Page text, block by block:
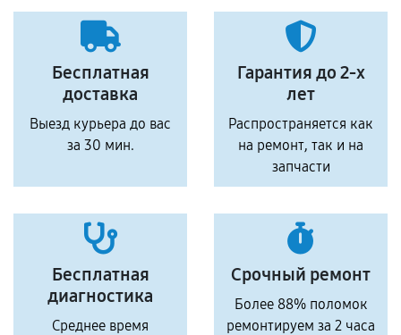
Бесплатная
доставка
Выезд курьера до вас
за 30 мин.
Гарантия до 2-х
лет
Распространяется как
на ремонт, так и на
запчасти
Бесплатная
диагностика
Среднее время
Срочный ремонт
Более 88% поломок
ремонтируем за 2 часа